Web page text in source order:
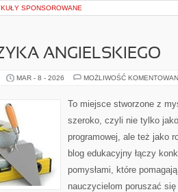
SPONSOROWANE
ANGIELSKIEGO
MAR - 8 - 2026 MOŻLIWOŚĆ
To miejsce stworzone z
szeroko, czyli nie tylko
programowej, ale też jako
blog edukacyjny łączy
pomysłami, które
nauczycielom poruszać